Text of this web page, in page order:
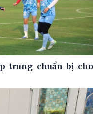
trung chuẩn bị cho